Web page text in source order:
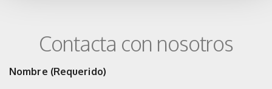
Contacta con nosotros
Nombre (Requerido)